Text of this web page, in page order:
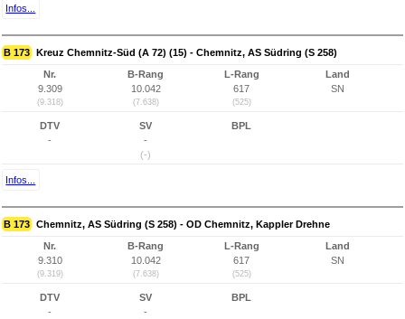
Infos...
B 173 Kreuz Chemnitz-Süd (A 72) (15) - Chemnitz, AS Südring (S 258)
Nr.
9.309
(9.318)
B-Rang
10.042
(7.638)
L-Rang
617
(525)
Land
SN
DTV
-
SV
-
(-)
BPL
Infos...
B 173 Chemnitz, AS Südring (S 258) - OD Chemnitz, Kappler Drehne
Nr.
9.310
(9.319)
B-Rang
10.042
(7.638)
L-Rang
617
(525)
Land
SN
DTV
-
SV
-
BPL